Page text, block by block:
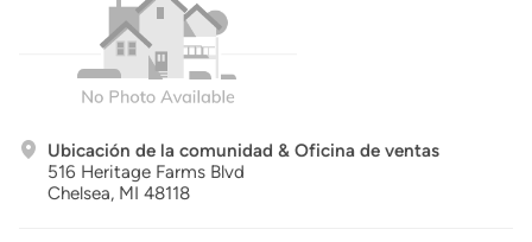
Ubicación de la comunidad & Oficina de ventas
516 Heritage Farms Blvd
Chelsea, MI 48118